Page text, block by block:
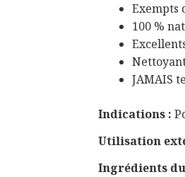
Exempts
100 %
JAMAIS
Indications :
Utilisation
Ingrédients